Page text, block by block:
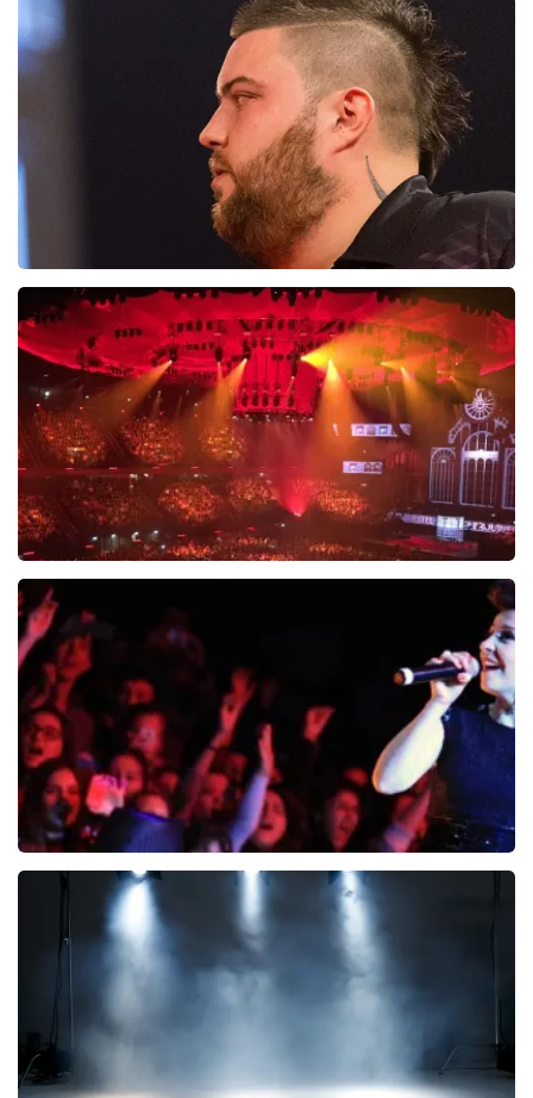
reviews
PDC Darts
145+reviews
BEKIJKEN
Vrienden Van Amstel Live
1252+
BEKIJKEN
Fatma Turgut
0reviews
BEKIJKEN